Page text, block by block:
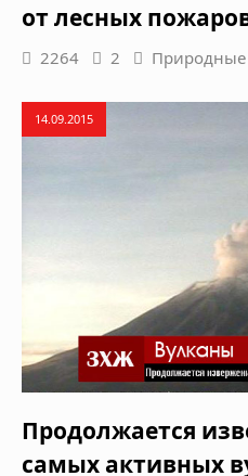
от лесных
2264 2 Природные
14.09.2015
Продолжается
самых активных